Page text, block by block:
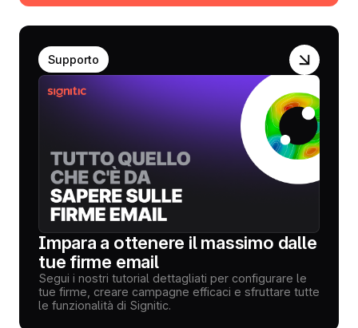
Supporto
Impara a ottenere il massimo dalle
tue firme email
Segui i nostri tutorial dettagliati per configurare le
tue firme, creare campagne efficaci e sfruttare tutte
le funzionalità di Signitic.